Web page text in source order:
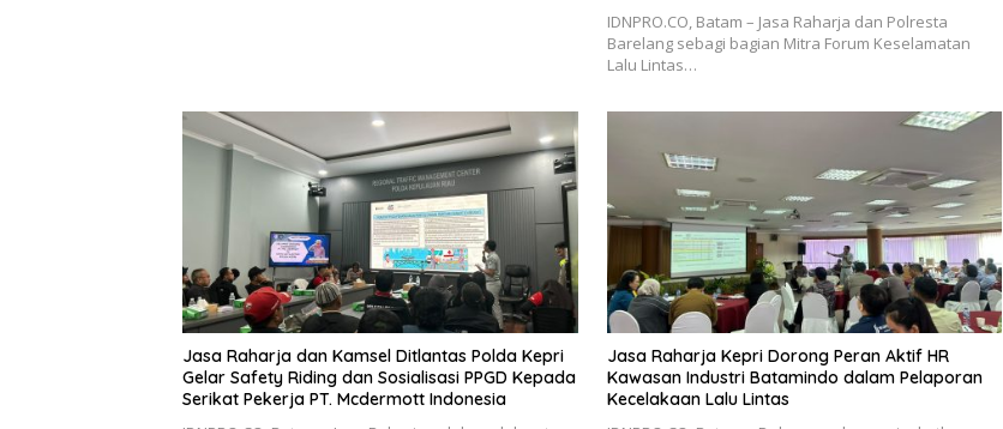
IDNPRO.CO, Batam – Jasa Raharja dan Polresta
Barelang sebagi bagian Mitra Forum Keselamatan
Lalu Lintas…
Jasa Raharja dan Kamsel Ditlantas Polda Kepri
Gelar Safety Riding dan Sosialisasi PPGD Kepada
Serikat Pekerja PT. Mcdermott Indonesia
Jasa Raharja Kepri Dorong Peran Aktif HR
Kawasan Industri Batamindo dalam Pelaporan
Kecelakaan Lalu Lintas